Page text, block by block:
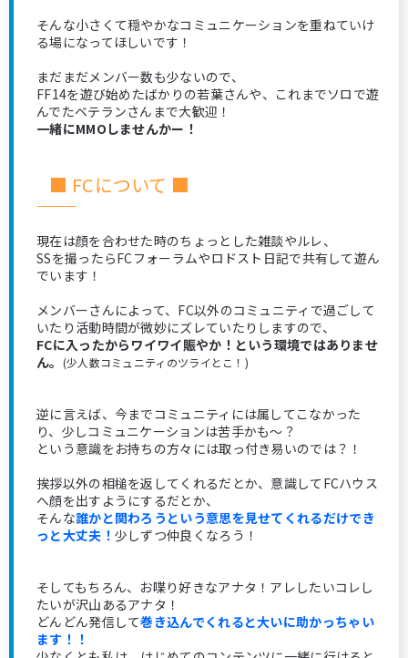
そんな小さくて穏やかなコミュニケーションを重ねていけ
る場になってほしいです！
まだまだメンバー数も少ないので、
FF14を遊び始めたばかりの若葉さんや、これまでソロで遊
んでたベテランさんまで大歓迎！
一緒にMMOしませんかー！
■ FCについて ■
―――――――――――――――――――――――――――
現在は顔を合わせた時のちょっとした雑談やルレ、
SSを撮ったらFCフォーラムやロドスト日記で共有して遊ん
でいます！
メンバーさんによって、FC以外のコミュニティで過ごして
いたり活動時間が微妙にズレていたりしますので、
FCに入ったからワイワイ賑やか！という環境ではありませ
ん。
(少人数コミュニティのツライとこ！)
逆に言えば、今までコミュニティには属してこなかった
り、少しコミュニケーションは苦手かも～？
という意識をお持ちの方々には取っ付き易いのでは？！
挨拶以外の相槌を返してくれるだとか、意識してFCハウス
へ顔を出すようにするだとか、
そんな誰かと関わろうという意思を見せてくれるだけでき
っと大丈夫！ 少しずつ仲良くなろう！
そしてもちろん、お喋り好きなアナタ！アレしたいコレし
たいが沢山あるアナタ！
どんどん発信して巻き込んでくれると大いに助かっちゃい
ます！！